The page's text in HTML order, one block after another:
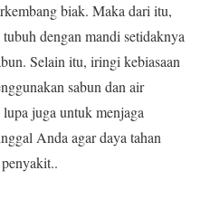
biak. Maka dari itu,
dengan mandi setidaknya
Selain itu, iringi kebiasaan
sabun dan air
juga untuk menjaga
Anda agar daya tahan